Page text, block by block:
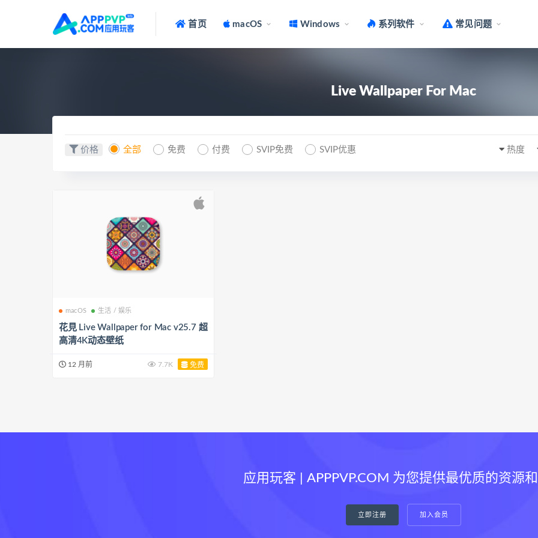
首页 macOS Windows 系列软件 常见问题
Live Wallpaper For Mac
价格 全部 免费 付费 SVIP免费 SVIP优惠 热度
macOS 生活 / 娱乐
花見 Live Wallpaper for Mac v25.7 超
高清4K动态壁纸
12 月前 7.7K 免费
应用玩客 | APPPVP.COM 为您提供最优质的资源
立即注册 加入会员